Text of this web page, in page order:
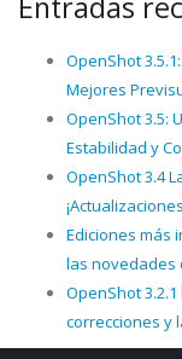
OpenShot
Mejores
OpenShot 3.5:
Estabilidad y
OpenShot 3.4
Ediciones más
las novedades
OpenShot
correcciones y